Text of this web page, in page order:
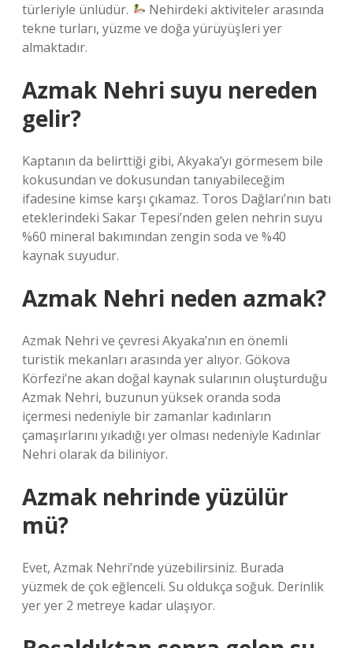
türleriyle ünlüdür.
Nehirdeki aktiviteler arasında
tekne turları, yüzme ve doğa yürüyüşleri yer
almaktadır.
Azmak Nehri suyu nereden
gelir?
Kaptanın da belirttiği gibi, Akyaka’yı görmesem bile
kokusundan ve dokusundan tanıyabileceğim
ifadesine kimse karşı çıkamaz. Toros Dağları’nın batı
eteklerindeki Sakar Tepesi’nden gelen nehrin suyu
%60 mineral bakımından zengin soda ve %40
kaynak suyudur.
Azmak Nehri neden azmak?
Azmak Nehri ve çevresi Akyaka’nın en önemli
turistik mekanları arasında yer alıyor. Gökova
Körfezi’ne akan doğal kaynak sularının oluşturduğu
Azmak Nehri, buzunun yüksek oranda soda
içermesi nedeniyle bir zamanlar kadınların
çamaşırlarını yıkadığı yer olması nedeniyle Kadınlar
Nehri olarak da biliniyor.
Azmak nehrinde yüzülür
mü?
Evet, Azmak Nehri’nde yüzebilirsiniz. Burada
yüzmek de çok eğlenceli. Su oldukça soğuk. Derinlik
yer yer 2 metreye kadar ulaşıyor.